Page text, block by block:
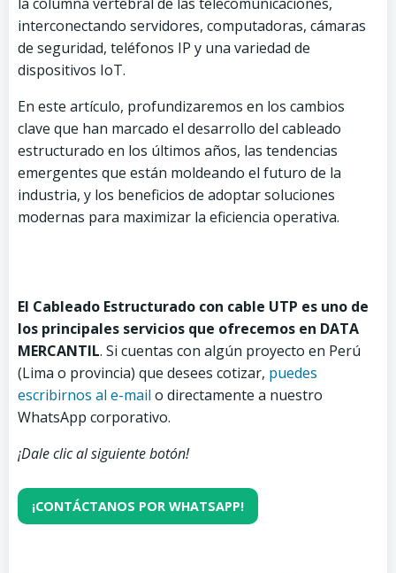
interconectando servidores, computadoras, cámaras
de seguridad, teléfonos IP y una variedad de
dispositivos IoT.
En este artículo, profundizaremos en los cambios
clave que han marcado el desarrollo del cableado
estructurado en los últimos años, las tendencias
emergentes que están moldeando el futuro de la
industria, y los beneficios de adoptar soluciones
modernas para maximizar la eficiencia operativa.
El Cableado Estructurado con cable UTP es uno de
los principales servicios que ofrecemos en DATA
MERCANTIL. Si cuentas con algún proyecto en Perú
(Lima o provincia) que desees cotizar, puedes
escribirnos al e-mail o directamente a nuestro
WhatsApp corporativo.
¡Dale clic al siguiente botón!
¡CONTÁCTANOS POR WHATSAPP!